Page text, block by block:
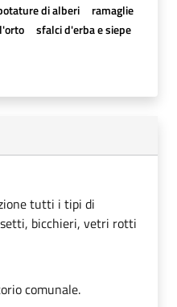
di alberi
ramaglie
sfalci d'erba e siepe
tutti i tipi di
bicchieri, vetri rotti
comunale.